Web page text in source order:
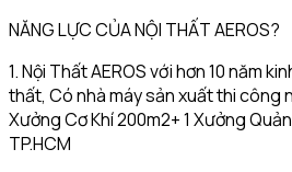
NĂNG LỰC CỦA NỘI THẤT AEROS?
1. Nội Thất AEROS với hơn 10 năm
thất, Có nhà máy sản xuất thi công
Xưởng Cơ Khí 200m2+ 1 Xưởng
TP.HCM